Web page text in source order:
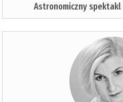
Astronomiczny